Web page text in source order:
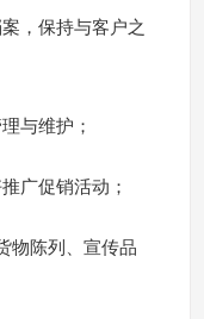
，保持与客户之
与维护；
广促销活动；
物陈列、宣传品